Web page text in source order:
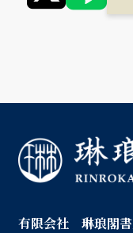
有限会社 琳琅閣